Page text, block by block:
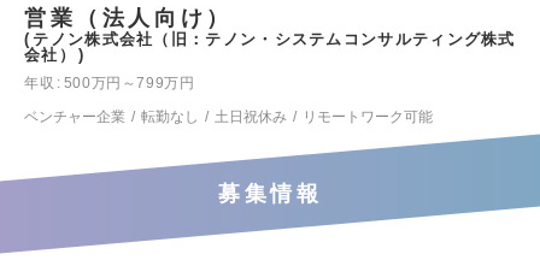
営業（法人向け）
テノン株式会社（旧：テノン・システムコンサルティング株式
会社）
年収
500万円～799万円
ベンチャー企業
転勤なし 土日祝休み リモートワーク可能
募集情報